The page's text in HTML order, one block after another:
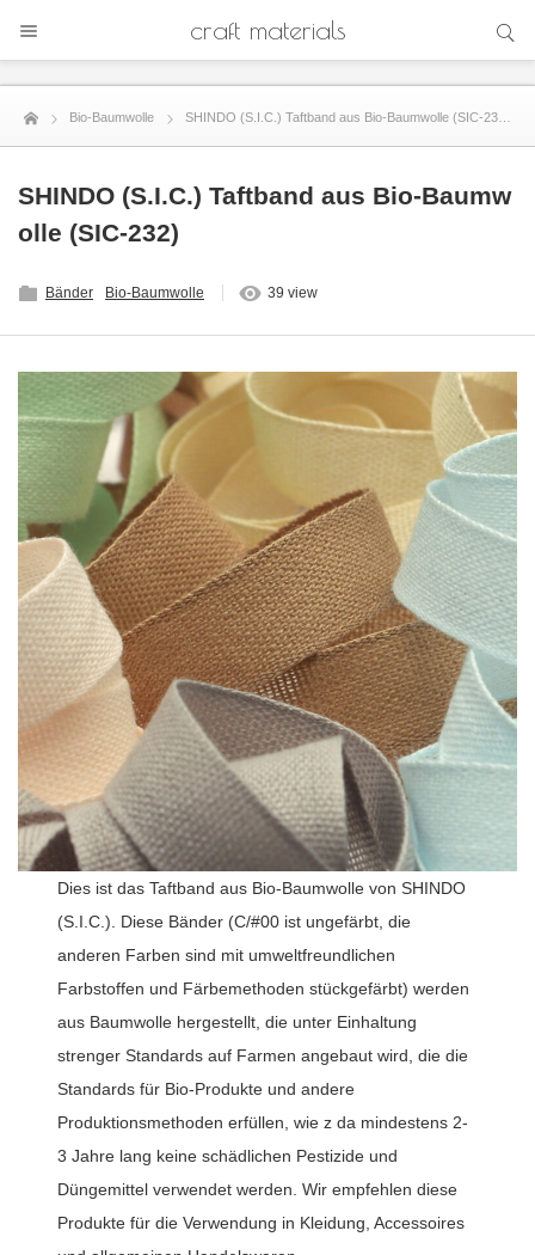
craft materials
Bio-Baumwolle SHINDO (S.I.C.) Taftband aus Bio-Baumwolle (SIC-232)
SHINDO (S.I.C.) Taftband aus Bio-Baumw
olle (SIC-232)
Bänder Bio-Baumwolle 39 view
Dies ist das Taftband aus Bio-Baumwolle von SHINDO
(S.I.C.). Diese Bänder (C/#00 ist ungefärbt, die
anderen Farben sind mit umweltfreundlichen
Farbstoffen und Färbemethoden stückgefärbt) werden
aus Baumwolle hergestellt, die unter Einhaltung
strenger Standards auf Farmen angebaut wird, die die
Standards für Bio-Produkte und andere
Produktionsmethoden erfüllen, wie z da mindestens 2-
3 Jahre lang keine schädlichen Pestizide und
Düngemittel verwendet werden. Wir empfehlen diese
Produkte für die Verwendung in Kleidung, Accessoires